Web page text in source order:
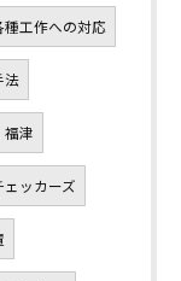
種工作への対応
法
福津
ェッカーズ